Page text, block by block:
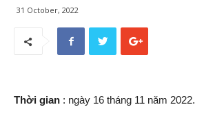
31 October, 2022
Thời gian : ngày 16 tháng 11 năm 2022.